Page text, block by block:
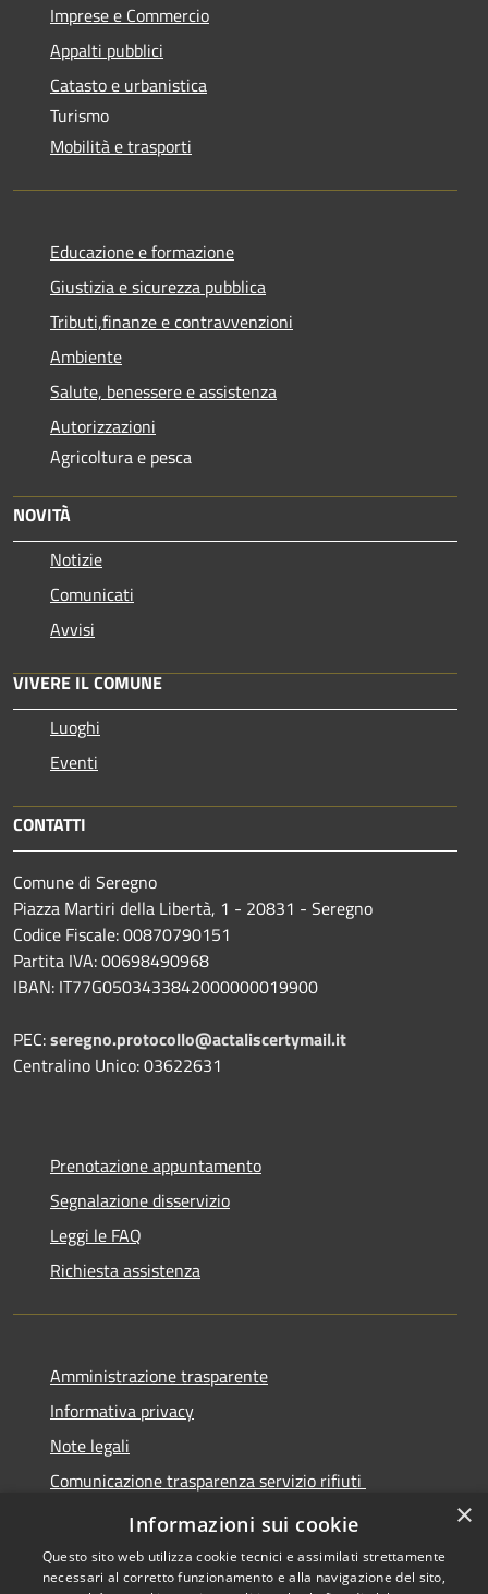
Imprese e Commercio
Appalti pubblici
Catasto e urbanistica
Turismo
Mobilità e trasporti
Educazione e formazione
Giustizia e sicurezza pubblica
Tributi,finanze e contravvenzioni
Ambiente
Salute, benessere e assistenza
Autorizzazioni
Agricoltura e pesca
NOVITÀ
Notizie
Comunicati
Avvisi
VIVERE IL COMUNE
Luoghi
Eventi
CONTATTI
Comune di Seregno
Piazza Martiri della Libertà, 1 - 20831 - Seregno
Codice Fiscale: 00870790151
Partita IVA: 00698490968
IBAN: IT77G0503433842000000019900
PEC:seregno.protocollo@actaliscertymail.it
Centralino Unico: 03622631
Prenotazione appuntamento
Segnalazione disservizio
Leggi le FAQ
Richiesta assistenza
Amministrazione trasparente
Informativa privacy
Note legali
Comunicazione trasparenza servizio rifiuti
Dichiarazione di accessibilità
×
Informazioni sui cookie
Questo sito web utilizza cookie tecnici e assimilati strettamente
necessari al corretto funzionamento e alla navigazione del sito,